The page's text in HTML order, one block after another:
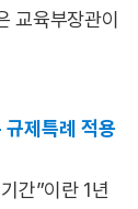
교육부장관이
제특례 적용
간”이란 1년